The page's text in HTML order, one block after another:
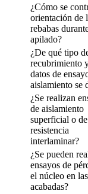
¿Cómo se
orientación de
rebabas
apilado?
¿De qué tipo
recubrimiento
datos de
aislamiento se
¿Se realizan
de aislamiento
superficial o de
resistencia
interlaminar?
¿Se pueden
ensayos de
el núcleo en
acabadas?